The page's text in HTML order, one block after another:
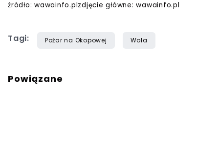
źródło: wawainfo.plzdjęcie główne: wawainfo.pl
Tagi: Pożar na Okopowej Wola
Powiązane